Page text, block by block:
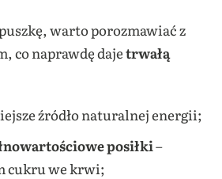
warto porozmawiać z
co naprawdę dajetrwałą
źródło naturalnej energii;
posiłki–
cukru we krwi;